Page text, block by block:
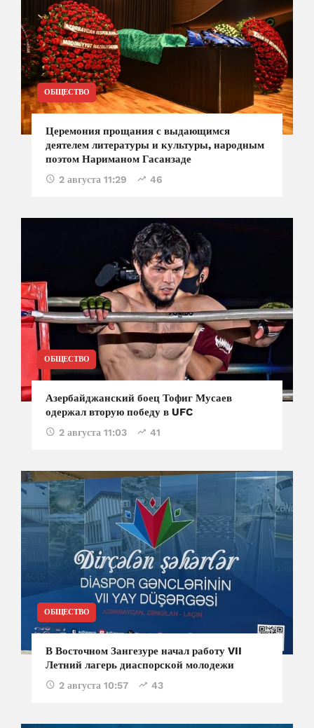
ОБЩЕСТВО
Церемония прощания с выдающимся
деятелем литературы и культуры, народным
поэтом Нариманом Гасанзаде
2 августа 11:29 46
ОБЩЕСТВО
Азербайджанский боец Тофиг Мусаев
одержал вторую победу в UFC
2 августа 11:03 41
ОБЩЕСТВО
В Восточном Зангезуре начал работу VII
Летний лагерь диаспорской молодежи
2 августа 10:57 43